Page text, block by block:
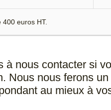
400 euros HT.
à nous contacter si
Nous nous ferons
au mieux à